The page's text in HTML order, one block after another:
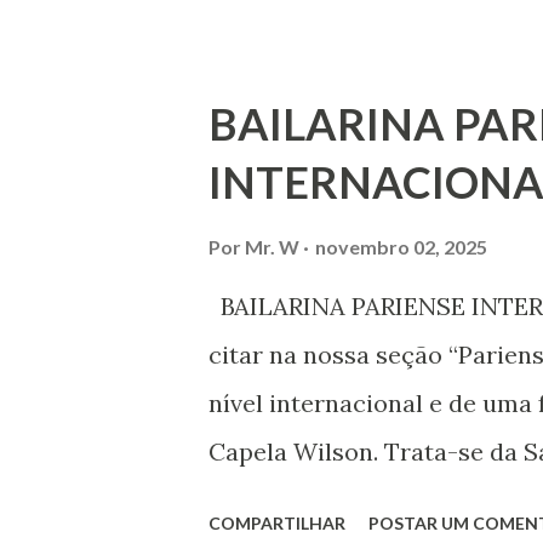
processo de decisão
liberdade de opinião e de
associação, e de participar
BAILARINA
Por Mr. W novembro 02, 2025
BAILARINA PARIENSE
citar na nossa seção
nível internacional e de
Capela Wilson. Trata-se da
COMPARTILHAR POSTAR UM